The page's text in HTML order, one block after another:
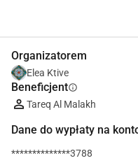
Organizatorem
Elea Ktive
Beneficjentinfo
Tareq Al Malakh
Dane do wypłaty na
**************3788